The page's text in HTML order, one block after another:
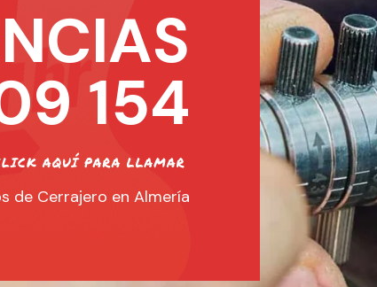
154
de Cerrajero en Almería